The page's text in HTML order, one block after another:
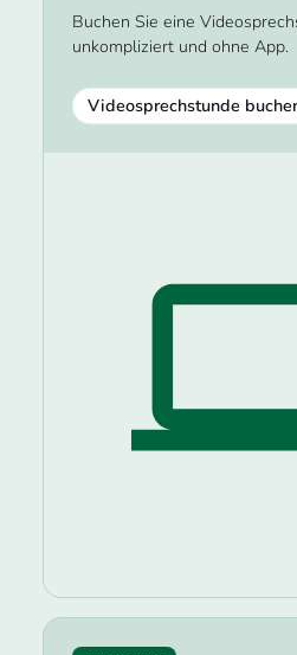
Buchen Sie eine
unkompliziert und ohne App.
Videosprechstunde